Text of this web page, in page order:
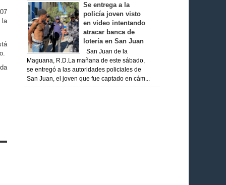
la
Se entrega a la
policía joven visto
en video intentando
atracar banca de
lotería en San Juan
San Juan de la
Maguana, R.D.La mañana de este sábado,
se entregó a las autoridades policiales de
San Juan, el joven que fue captado en cám...